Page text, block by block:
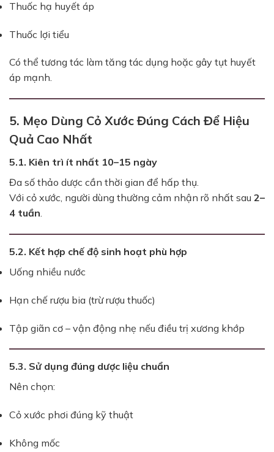
Thuốc hạ huyết áp
Thuốc lợi tiểu
Có thể tương tác làm tăng tác dụng hoặc gây tụt huyết
áp mạnh.
5. Mẹo Dùng Cỏ Xước Đúng Cách Để Hiệu
Quả Cao Nhất
5.1. Kiên trì ít nhất 10–15 ngày
Đa số thảo dược cần thời gian để hấp thụ.
Với cỏ xước, người dùng thường cảm nhận rõ nhất sau 2–
4 tuần.
5.2. Kết hợp chế độ sinh hoạt phù hợp
Uống nhiều nước
Hạn chế rượu bia (trừ rượu thuốc)
Tập giãn cơ – vận động nhẹ nếu điều trị xương khớp
5.3. Sử dụng đúng dược liệu chuẩn
Nên chọn:
Cỏ xước phơi đúng kỹ thuật
Không mốc